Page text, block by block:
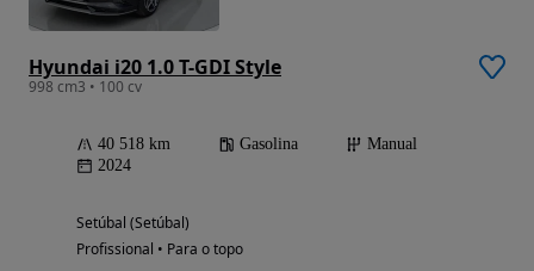
Hyundai i20 1.0 T-GDI Style
998 cm3 • 100 cv
40 518 km Gasolina
Manual
2024
Setúbal (Setúbal)
Profissional • Para o topo